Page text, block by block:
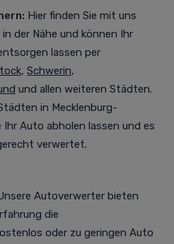
Hier finden Sie mit uns
der Nähe und können Ihr
lassen per
, Schwerin,
und allen weiteren Städten.
in Mecklenburg-
Ihr Auto abholen lassen und es
verwertet.
Autoverwerter bieten
die
oder zu geringen Auto